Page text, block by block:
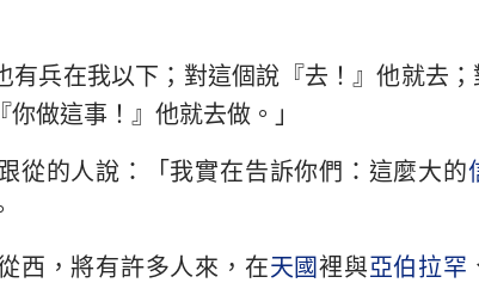
利米書
西結書
西阿書
司書
拿書
約翰一書
約翰三書
啟示錄
有兵在我以下；對這個說『去！』他就去
做這事！』他就去做。」
從的人說：「我實在告訴你們：這麼大的
西，將有許多人來，在天國裡與亞伯拉罕